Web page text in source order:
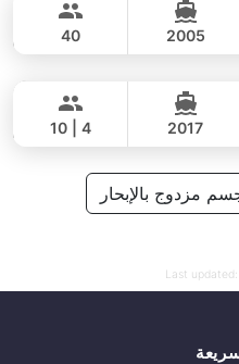
LEOPARD 47FT
40 2005
STEALTH - ASIA
10 | 4 2017
Last updated: